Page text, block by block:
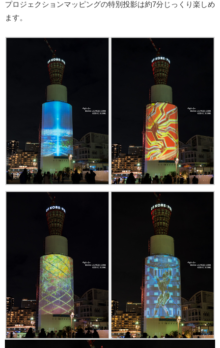
プロジェクションマッピングの特別投影は約7分じっくり楽しめ
ます。